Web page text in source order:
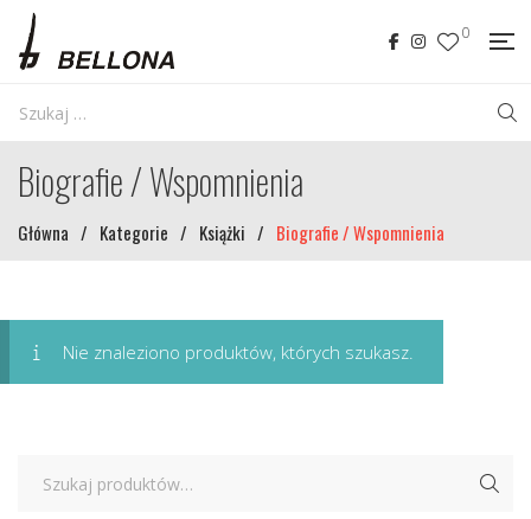
0
Biografie / Wspomnienia
Główna / Kategorie / Książki / Biografie / Wspomnienia
Nie znaleziono produktów, których szukasz.